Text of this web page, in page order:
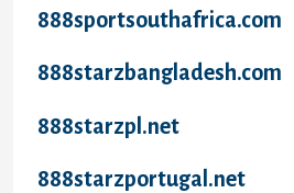
888sportsouthafrica.com
888starzbangladesh.com
888starzpl.net
888starzportugal.net